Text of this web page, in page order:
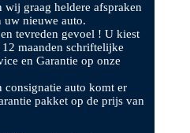
graag heldere afspraken
uw nieuwe auto.
tevreden gevoel ! U kiest
maanden schriftelijke
en Garantie op onze
consignatie auto komt er
pakket op de prijs van